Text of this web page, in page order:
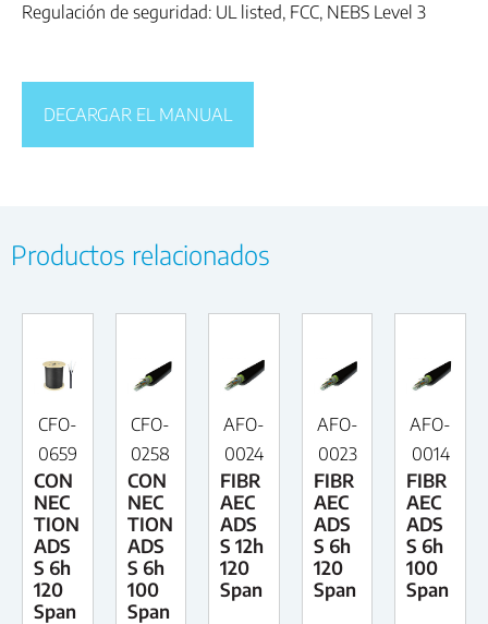
Regulación de seguridad: UL listed, FCC, NEBS Level 3
DECARGAR EL MANUAL
Productos relacionados
CFO-
0659
CON
NEC
TION
ADS
S 6h
120
Span
CFO-
0258
CON
NEC
TION
ADS
S 6h
100
Span
AFO-
0024
FIBR
AEC
ADS
S 12h
120
Span
AFO-
0023
FIBR
AEC
ADS
S 6h
120
Span
AFO-
0014
FIBR
AEC
ADS
S 6h
100
Span